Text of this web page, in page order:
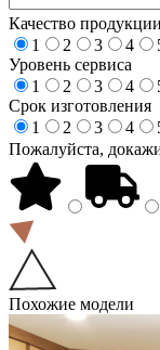
Качество продукции
1
2 3 4
Уровень сервиса
1
2 3 4
Срок изготовления
1
2 3 4
Пожалуйста,
Похожие модели